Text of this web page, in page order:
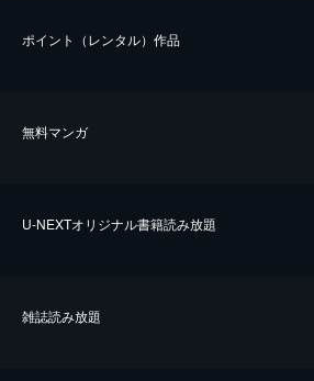
ポイント（レンタル）作品
無料マンガ
U-NEXTオリジナル書籍読み放題
雑誌読み放題